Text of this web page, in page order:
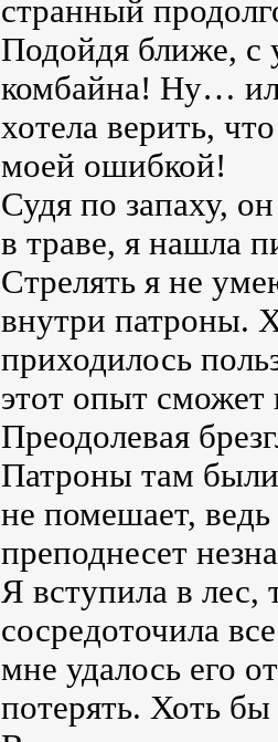
странный
Подойдя ближе, с
комбайна! Ну…
хотела верить,
моей ошибкой!
Судя по запаху,
в траве, я нашла
Стрелять я не
внутри патроны.
приходилось
этот опыт сможет
Преодолевая
Патроны там
не помешает,
преподнесет
Я вступила в лес,
сосредоточила
мне удалось его
потерять. Хоть